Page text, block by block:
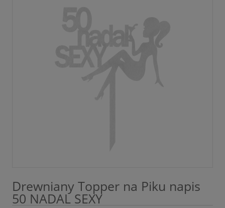
Drewniany Topper na Piku napis
50 NADAL SEXY